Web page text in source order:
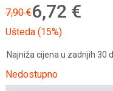
7,90 €6,72 €
Ušteda (15%)
Najniža cijena u zadnjih 30
Nedostupno